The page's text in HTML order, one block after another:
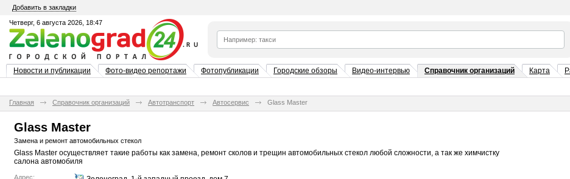
Добавить в закладки
Четверг, 6 августа 2026, 18:47
Новости и публикации Фото-видео репортажи Фотопубликации Городские обзоры Видео-интервью Справочник организаций Карта
Главная Справочник организаций Автотранспорт Автосервис Glass Master
Glass Master
Замена и ремонт автомобильных стекол
Glass Master осуществляет такие работы как замена, ремонт сколов и трещин автомобильных стекол любой сложности, а так же химчистку
салона автомобиля
Адрес: